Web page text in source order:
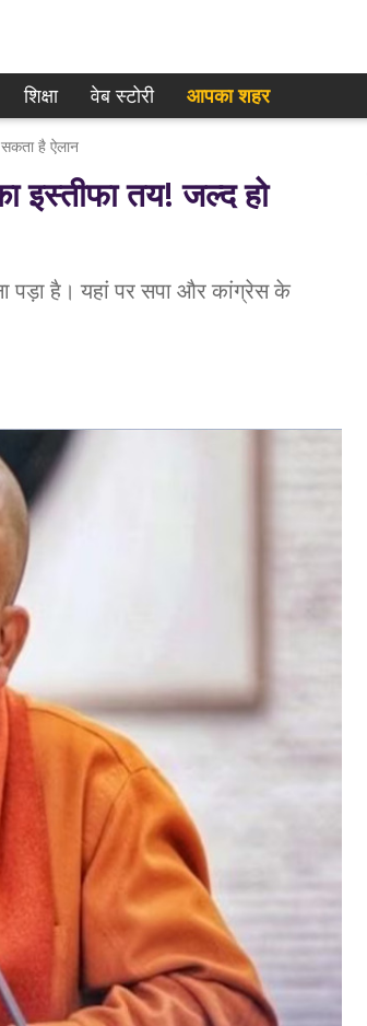
शिक्षा वेब स्टोरी आपका शहर
है ऐलान
इस्तीफा तय! जल्द हो
पड़ा है। यहां पर सपा और कांग्रेस के